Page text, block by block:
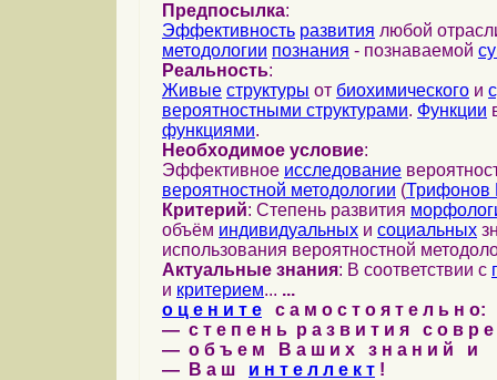
Предпосылка:
Эффективность развития любой
методологии познания - познаваемой
Реальность:
Живые структуры от биохимического и
вероятностными структурами. Функции
функциями.
Необходимое условие:
Эффективное исследование
вероятностной методологии (Трифонов
Критерий: Степень развития
объём индивидуальных и социальных
использования вероятностной
Актуальные знания: В соответствии с
и критерием... ...
о ц е н и т е с а м о с т о я т е л ь н о:
— с т е п е н ь р а з в и т и я с о в р
— о б ъ е м В а ш и х з н а н и й и
— В а ш и н т е л л е к т !